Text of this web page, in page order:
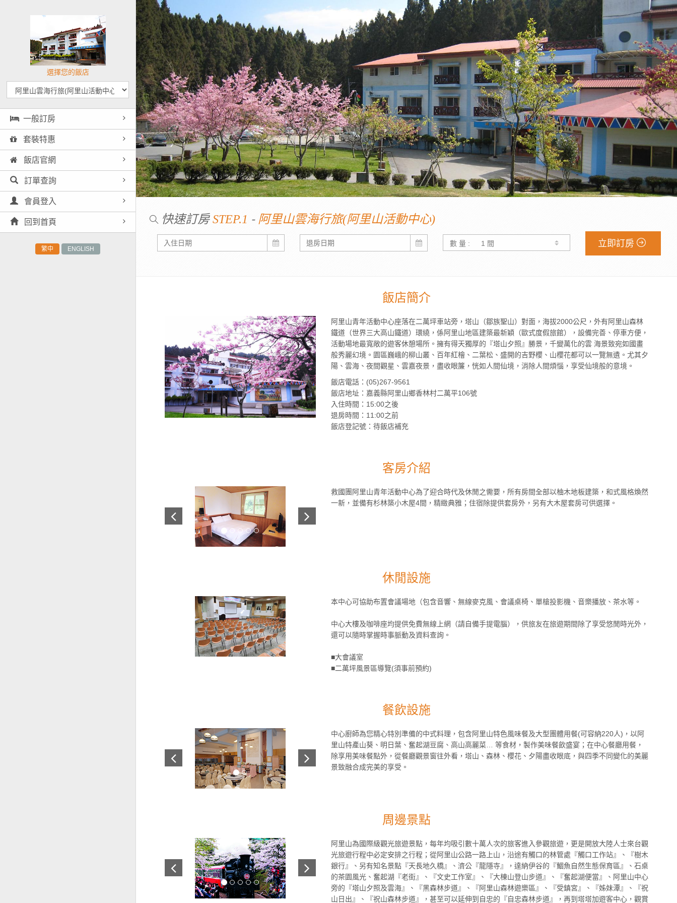
選擇您的飯店
一般訂房
套裝特惠
飯店官網
訂單查詢
會員登入
回到首頁
繁中 ENGLISH
快速訂房STEP.1 - 阿里山雲海行旅(阿里山活動中心)
數 量 : 立即訂房
飯店簡介
阿里山青年活動中心座落在二萬坪車站旁，塔山（鄒族聖山）對面，海拔2000公尺，外有阿里山森林
鐵道（世界三大高山鐵道）環繞，係阿里山地區建築最新穎（歐式度假旅館），設備完善、停車方便，
活動場地最寬敞的遊客休憩場所。擁有得天獨厚的『塔山夕照』勝景，千變萬化的雲 海景致宛如國畫
般秀麗幻境。園區巍峨的柳山叢、百年紅檜、二葉松、盛開的吉野櫻、山櫻花都可以一覽無遺。尤其夕
陽、雲海、夜間觀星、雲嘉夜景，盡收眼簾，恍如人間仙境，消除人間煩惱，享受仙境般的意境。
飯店電話：(05)267-9561
飯店地址：嘉義縣阿里山鄉香林村二萬平106號
入住時間：15:00之後
退房時間：11:00之前
飯店登記號：待飯店補充
客房介紹
救國團阿里山青年活動中心為了迎合時代及休閒之需要，所有房間全部以柚木地板建築，和式風格煥然
一新，並備有杉林築小木屋4間，精緻典雅；住宿除提供套房外，另有大木屋套房可供選擇。
休閒設施
本中心可協助布置會議場地（包含音響、無線麥克風、會議桌椅、單槍投影機、音樂播放、茶水等。
中心大樓及咖啡座均提供免費無線上網（請自備手提電腦），供旅友在旅遊期間除了享受悠閒時光外，
還可以隨時掌握時事脈動及資料查詢。
■大會議室
■二萬坪風景區導覽(須事前預約)
餐飲設施
中心廚師為您精心特別準備的中式料理，包含阿里山特色風味餐及大型團體用餐(可容納220人)，以阿
里山特產山葵、明日葉、奮起湖豆腐、高山高麗菜… 等食材，製作美味餐飲盛宴；在中心餐廳用餐，
除享用美味餐點外，從餐廳觀景窗往外看，塔山、森林、櫻花、夕陽盡收眼底，與四季不同變化的美麗
景致融合成完美的享受。
周邊景點
阿里山為國際級觀光旅遊景點，每年均吸引數十萬人次的旅客進入參觀旅遊，更是開放大陸人士來台觀
光旅遊行程中必定安排之行程；從阿里山公路一路上山，沿途有觸口的林管處『觸口工作站』、『樹木
銀行』、另有知名景點『天長地久橋』、濟公『龍隱寺』，達納伊谷的『鯝魚自然生態保育區』、石桌
的茶園風光、奮起湖『老街』、『文史工作室』、『大棟山登山步道』、『奮起湖便當』、阿里山中心
旁的『塔山夕照及雲海』、『黑森林步道』、『阿里山森林遊樂區』、『受鎮宮』、『姊妹潭』、『祝
山日出』、『祝山森林步道』，甚至可以延伸到自忠的『自忠森林步道』，再到塔塔加遊客中心，觀賞